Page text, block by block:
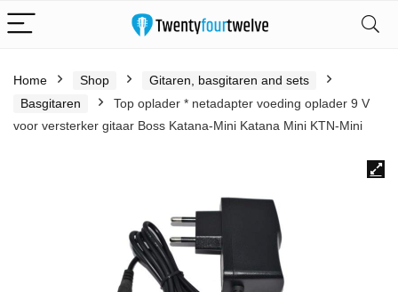
Home Shop
Gitaren, basgitaren and sets
Basgitaren
Top oplader * netadapter voeding oplader 9 V
voor versterker gitaar Boss Katana-Mini Katana Mini KTN-Mini